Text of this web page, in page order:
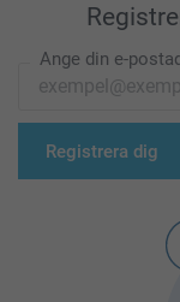
Ange din e-
Registrera dig